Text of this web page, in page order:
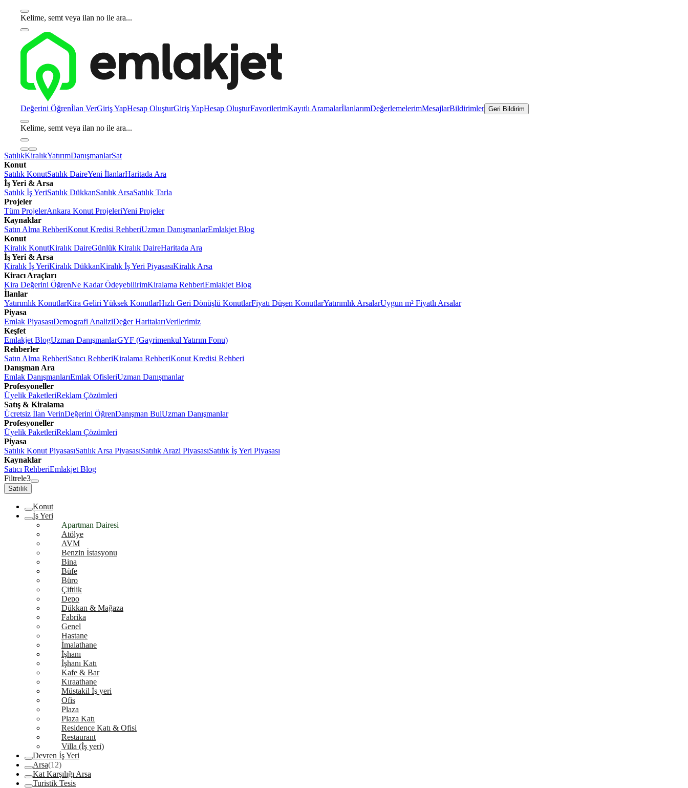
Kelime, semt veya ilan no ile ara...
Değerini Öğrenİlan VerGiriş YapHesap OluşturGiriş YapHesap OluşturFavorilerimKayıtlı AramalarİlanlarımDeğerlemelerimMesajlarBildirimler Geri Bildirim
Kelime, semt veya ilan no ile ara...
SatılıkKiralıkYatırımDanışmanlarSat
Konut
Satılık KonutSatılık DaireYeni İlanlarHaritada Ara
İş Yeri & Arsa
Satılık İş YeriSatılık DükkanSatılık ArsaSatılık Tarla
Projeler
Tüm ProjelerAnkara Konut ProjeleriYeni Projeler
Kaynaklar
Satın Alma RehberiKonut Kredisi RehberiUzman DanışmanlarEmlakjet Blog
Konut
Kiralık KonutKiralık DaireGünlük Kiralık DaireHaritada Ara
İş Yeri & Arsa
Kiralık İş YeriKiralık DükkanKiralık İş Yeri PiyasasıKiralık Arsa
Kiracı Araçları
Kira Değerini ÖğrenNe Kadar ÖdeyebilirimKiralama RehberiEmlakjet Blog
İlanlar
Yatırımlık KonutlarKira Geliri Yüksek KonutlarHızlı Geri Dönüşlü KonutlarFiyatı Düşen KonutlarYatırımlık ArsalarUygun m² Fiyatlı Arsalar
Piyasa
Emlak PiyasasıDemografi AnaliziDeğer HaritalarıVerilerimiz
Keşfet
Emlakjet BlogUzman DanışmanlarGYF (Gayrimenkul Yatırım Fonu)
Rehberler
Satın Alma RehberiSatıcı RehberiKiralama RehberiKonut Kredisi Rehberi
Danışman Ara
Emlak DanışmanlarıEmlak OfisleriUzman Danışmanlar
Profesyoneller
Üyelik PaketleriReklam Çözümleri
Satış & Kiralama
Ücretsiz İlan VerinDeğerini ÖğrenDanışman BulUzman Danışmanlar
Profesyoneller
Üyelik PaketleriReklam Çözümleri
Piyasa
Satılık Konut PiyasasıSatılık Arsa PiyasasıSatılık Arazi PiyasasıSatılık İş Yeri Piyasası
Kaynaklar
Satıcı RehberiEmlakjet Blog
Filtrele3
Satılık
Konut
İş Yeri
Apartman Dairesi
Atölye
AVM
Benzin İstasyonu
Bina
Büfe
Büro
Çiftlik
Depo
Dükkan & Mağaza
Fabrika
Genel
Hastane
İmalathane
İşhanı
İşhanı Katı
Kafe & Bar
Kıraathane
Müstakil İş yeri
Ofis
Plaza
Plaza Katı
Residence Katı & Ofisi
Restaurant
Villa (İş yeri)
Devren İş Yeri
Arsa(12)
Kat Karşılığı Arsa
Turistik Tesis